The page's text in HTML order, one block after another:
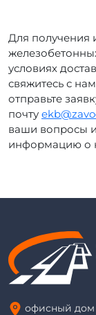
Для
условиях
свяжитесь с
отправьте
почту
ваши вопросы
информацию о
офисный дом